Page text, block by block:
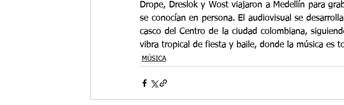
Drope, Dreslok y Wost viajaron a Medellín para
se conocían en persona. El audiovisual se
casco del Centro de la ciudad colombiana,
vibra tropical de fiesta y baile, donde la música es
MÚSICA